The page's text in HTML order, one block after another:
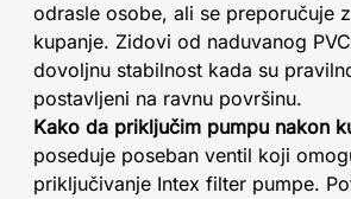
odrasle osobe, ali se preporučuje
kupanje. Zidovi od naduvanog
dovoljnu stabilnost kada su
postavljeni na ravnu površinu.
Kako da priključim pumpu nakon
poseduje poseban ventil koji
priključivanje Intex filter pumpe.